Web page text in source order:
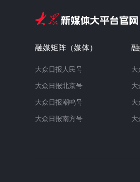
融媒矩阵（媒体）
大众日报人民号
大众日报北京号
大众日报潮鸣号
大众日报南方号
大
大
大
大